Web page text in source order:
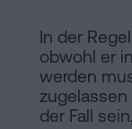
In der
obwohl er
werden
zugelassen
der Fall